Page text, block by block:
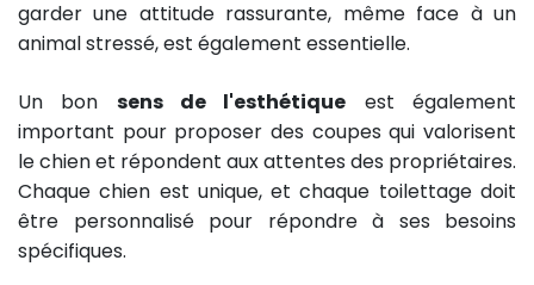
garder une attitude rassurante, même face à un
animal stressé, est également essentielle.
Un bon sens de l'esthétique est également
important pour proposer des coupes qui valorisent
le chien et répondent aux attentes des propriétaires.
Chaque chien est unique, et chaque toilettage doit
être personnalisé pour répondre à ses besoins
spécifiques.